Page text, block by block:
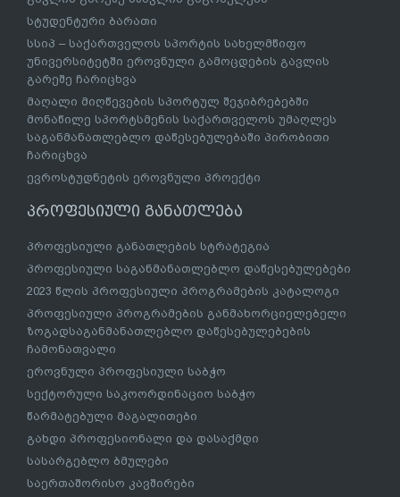
სტუდენტური ბარათი
სსიპ – საქართველოს სპორტის სახელმწიფო
უნივერსიტეტში ეროვნული გამოცდების გავლის
გარეშე ჩარიცხვა
მაღალი მიღწევების სპორტულ შეჯიბრებებში
მონაწილე სპორტსმენის საქართველოს უმაღლეს
საგანმანათლებლო დაწესებულებაში პირობითი
ჩარიცხვა
ევროსტუდნეტის ეროვნული პროექტი
პროფესიული განათლება
პროფესიული განათლების სტრატეგია
პროფესიული საგანმანათლებლო დაწესებულებები
2023 წლის პროფესიული პროგრამების კატალოგი
პროფესიული პროგრამების განმახორციელებელი
ზოგადსაგანმანათლებლო დაწესებულებების
ჩამონათვალი
ეროვნული პროფესიული საბჭო
სექტორული საკოორდინაციო საბჭო
წარმატებული მაგალითები
გახდი პროფესიონალი და დასაქმდი
სასარგებლო ბმულები
საერთაშორისო კავშირები